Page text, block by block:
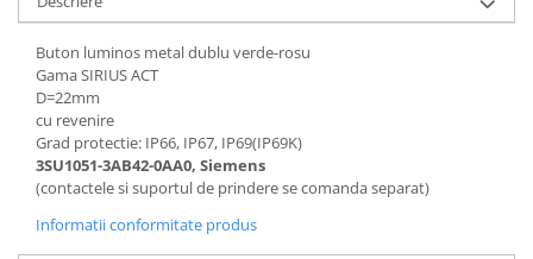
Buton luminos metal dublu verde-rosu
Gama SIRIUS ACT
D=22mm
cu revenire
Grad protectie: IP66, IP67, IP69(IP69K)
3SU1051-3AB42-0AA0, Siemens
(contactele si suportul de prindere se comanda separat)
Informatii conformitate produs